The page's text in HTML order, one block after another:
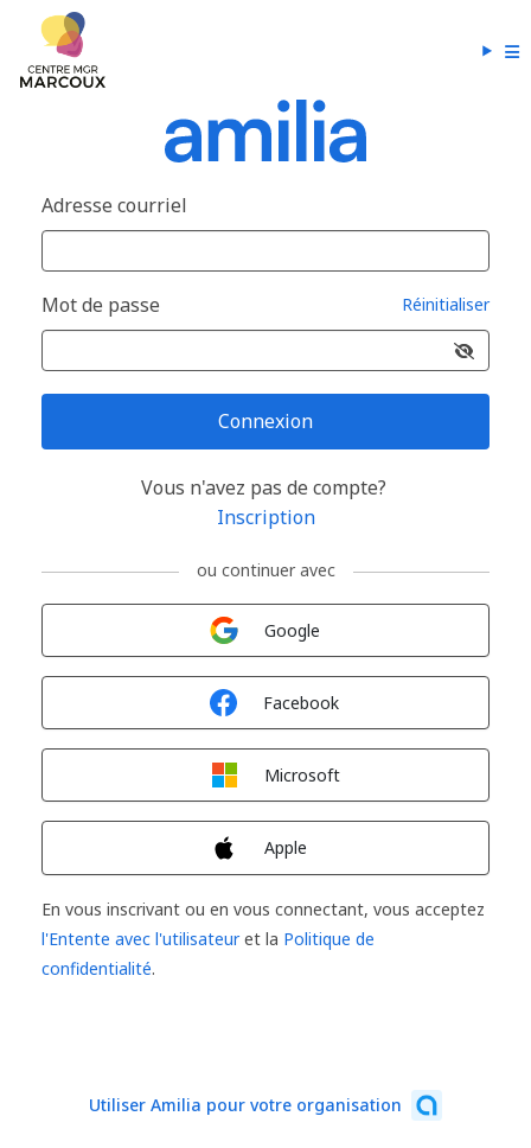
Adresse courriel
Mot de passe Réinitialiser
Connexion
Vous n'avez pas de compte?
Inscription
ou continuer avec
Google
Facebook
Microsoft
Apple
En vous inscrivant ou en vous connectant, vous acceptez
l'Entente avec l'utilisateuret la Politique de
confidentialité.
Utiliser Amilia pour votre organisation